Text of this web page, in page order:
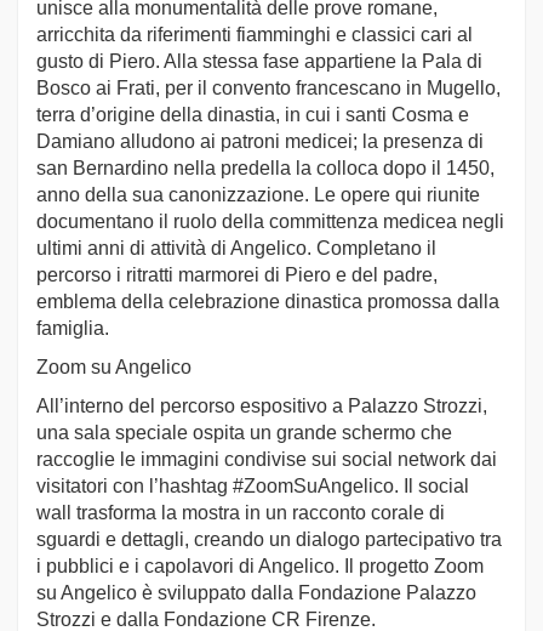
unisce alla monumentalità delle prove romane,
arricchita da riferimenti fiamminghi e classici cari al
gusto di Piero. Alla stessa fase appartiene la Pala di
Bosco ai Frati, per il convento francescano in Mugello,
terra d’origine della dinastia, in cui i santi Cosma e
Damiano alludono ai patroni medicei; la presenza di
san Bernardino nella predella la colloca dopo il 1450,
anno della sua canonizzazione. Le opere qui riunite
documentano il ruolo della committenza medicea negli
ultimi anni di attività di Angelico. Completano il
percorso i ritratti marmorei di Piero e del padre,
emblema della celebrazione dinastica promossa dalla
famiglia.
Zoom su Angelico
All’interno del percorso espositivo a Palazzo Strozzi,
una sala speciale ospita un grande schermo che
raccoglie le immagini condivise sui social network dai
visitatori con l’hashtag #ZoomSuAngelico. Il social
wall trasforma la mostra in un racconto corale di
sguardi e dettagli, creando un dialogo partecipativo tra
i pubblici e i capolavori di Angelico. Il progetto Zoom
su Angelico è sviluppato dalla Fondazione Palazzo
Strozzi e dalla Fondazione CR Firenze.